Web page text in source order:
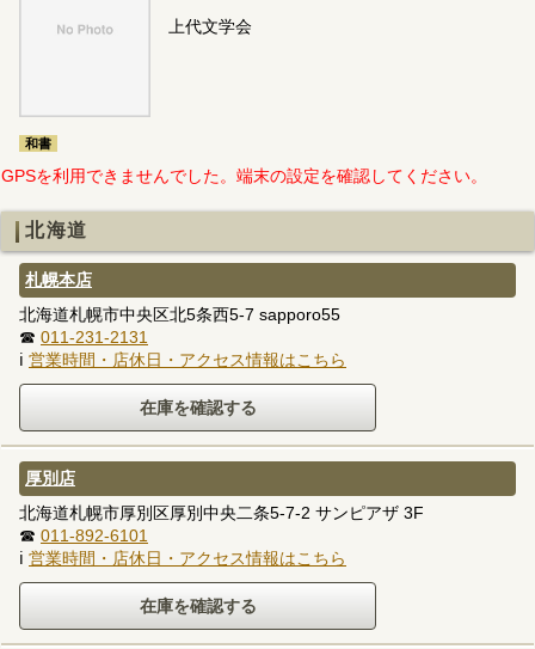
和書
上代文学会
GPSを利用できませんでした。端末の設定を確認してください。
北海道
札幌本店
北海道札幌市中央区北5条西5-7 sapporo55
☎ 011-231-2131
ℹ 営業時間・店休日・アクセス情報はこちら
厚別店
北海道札幌市厚別区厚別中央二条5-7-2 サンピアザ 3F
☎ 011-892-6101
ℹ 営業時間・店休日・アクセス情報はこちら